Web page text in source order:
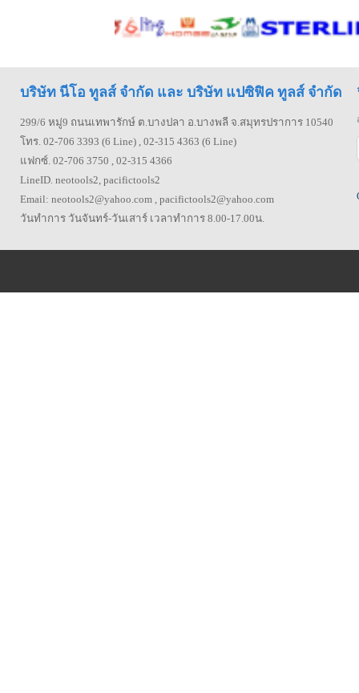
บริษัท นีโอ ทูลส์ จำกัด และ บริษัท แปซิฟิค ทูลส์ จำกัด
299/6 หมู่9 ถนนเทพารักษ์ ต.บางปลา อ.บางพลี จ.สมุทรปราการ 10540
โทร. 02-706 3393 (6 Line) , 02-315 4363 (6 Line)
แฟกซ์. 02-706 3750 , 02-315 4366
LineID. neotools2, pacifictools2
Email: neotools2@yahoo.com , pacifictools2@yahoo.com
วันทำการ วันจันทร์-วันเสาร์ เวลาทำการ 8.00-17.00น.